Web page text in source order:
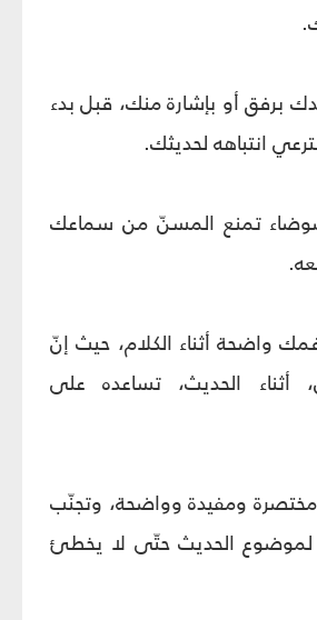
برفق أو بإشارة منك، قبل بدء
انتباهه لحديثك.
تمنع المسنّ من سماعك
واضحة أثناء الكلام، حيث إنّ
أثناء الحديث، تساعده على
ومفيدة وواضحة، وتجنّب
لموضوع الحديث حتّى لا يخطئ